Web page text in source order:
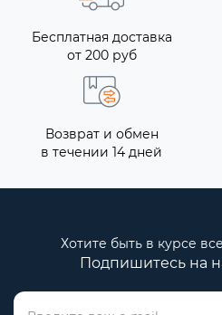
Бесплатная доставка
от 200 руб
Возврат и обмен
в течении 14 дней
Хотите быть в курсе
Подпишитесь на